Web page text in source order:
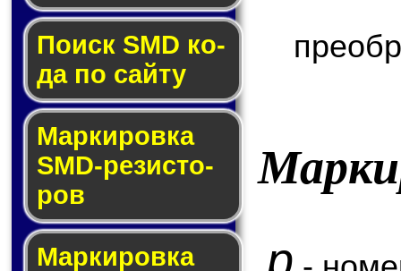
Поиск SMD ко­
да по сай­ту
Маркировка
SMD-ре­зис­то­
ров
Маркировка
p